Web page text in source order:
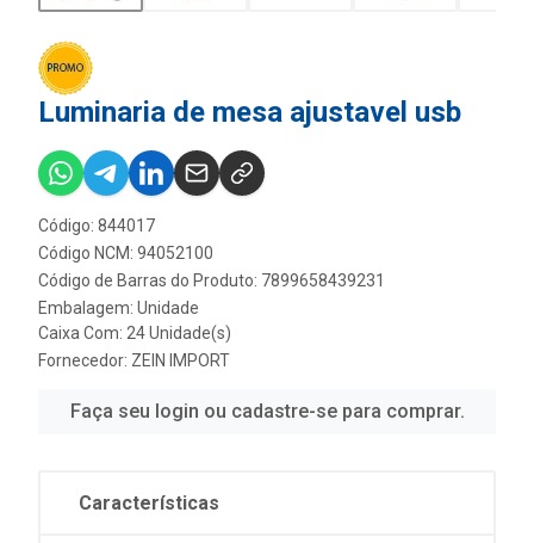
Luminaria de mesa ajustavel usb
Código: 844017
Código NCM: 94052100
Código de Barras do Produto: 7899658439231
Embalagem: Unidade
Caixa Com: 24 Unidade(s)
Fornecedor: ZEIN IMPORT
Faça seu login ou cadastre-se para comprar.
Características